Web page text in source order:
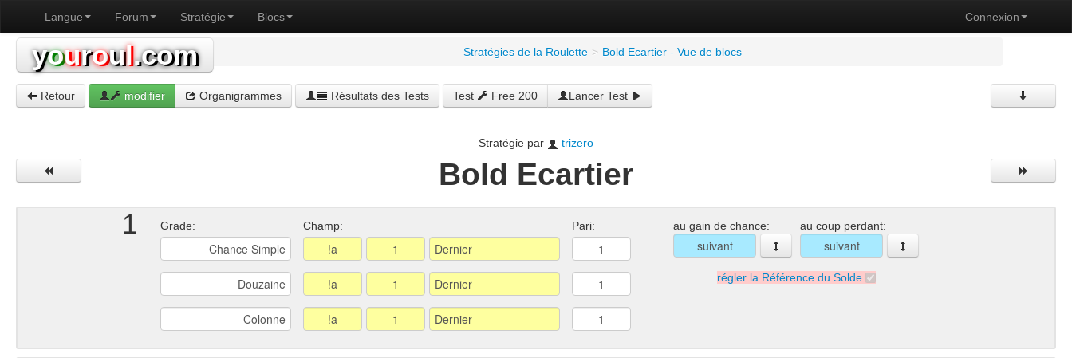
Connexion
Langue Forum Stratégie Blocs
youroul.com Stratégies de la Roulette > Bold Ecartier - Vue de blocs
Retour modifier Organigrammes Résultats des Tests Test Free 200 Lancer Test
Stratégie par trizero
Bold Ecartier
1 Grade: Champ: Pari: au gain de chance: au coup perdant:
régler la Référence du Solde